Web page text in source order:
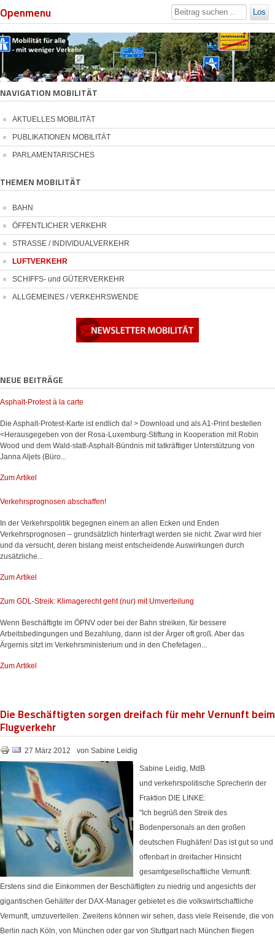
Openmenu Los
NAVIGATION MOBILITÄT
AKTUELLES MOBILITÄT
PUBLIKATIONEN MOBILITÄT
PARLAMENTARISCHES
THEMEN MOBILITÄT
BAHN
ÖFFENTLICHER VERKEHR
STRASSE / INDIVIDUALVERKEHR
LUFTVERKEHR
SCHIFFS- und GÜTERVERKEHR
ALLGEMEINES / VERKEHRSWENDE
NEUE BEITRÄGE
Asphalt-Protest à la carte
Die Asphalt-Protest-Karte ist endlich da! > Download und als A1-Print bestellen
<Herausgegeben von der Rosa-Luxemburg-Stiftung in Kooperation mit Robin
Wood und dem Wald-statt-Asphalt-Bündnis mit tatkräftiger Unterstützung von
Janna Aljets (Büro...
Zum Artikel
Verkehrsprognosen abschaffen!
In der Verkehrspolitik begegnen einem an allen Ecken und Enden
Verkehrsprognosen – grundsätzlich hinterfragt werden sie nicht. Zwar wird hier
und da versucht, deren bislang meist entscheidende Auswirkungen durch
zusätzliche...
Zum Artikel
Zum GDL-Streik: Klimagerecht geht (nur) mit Umverteilung
Wenn Beschäftigte im ÖPNV oder bei der Bahn streiken, für bessere
Arbeitsbedingungen und Bezahlung, dann ist der Ärger oft groß. Aber das
Ärgernis sitzt im Verkehrsministerium und in den Chefetagen...
Zum Artikel
Die Beschäftigten sorgen dreifach für mehr Vernunft beim
Flugverkehr
27 März 2012 von Sabine Leidig
Sabine Leidig, MdB
und verkehrspolitische Sprecherin der
Fraktion DIE LINKE:
"Ich begrüß den Streik des
Bodenpersonals an den großen
deutschen Flughäfen! Das ist gut so und
offenbart in dreifacher Hinsicht
gesamtgesellschaftliche Vernunft:
Erstens sind die Einkommen der Beschäftigten zu niedrig und angesichts der
gigantischen Gehälter der DAX-Manager gebietet es die volkswirtschaftliche
Vernunft, umzuverteilen. Zweitens können wir sehen, dass viele Reisende, die von
Berlin nach Köln, von München oder gar von Stuttgart nach München fliegen